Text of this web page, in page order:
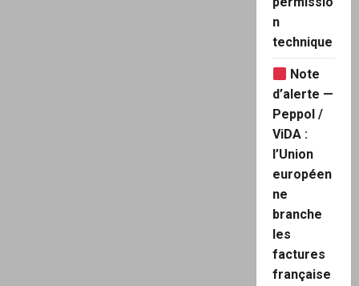
n
technique
Note
d’alerte —
Peppol /
ViDA :
l’Union
européen
ne
branche
les
factures
française